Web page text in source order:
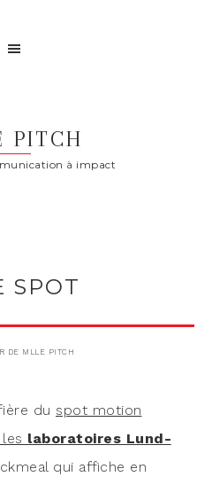
PITCH
à impact
SPOT
DE MLLE PITCH
du spot motion
labo­ra­toires Lund­
qui affiche en